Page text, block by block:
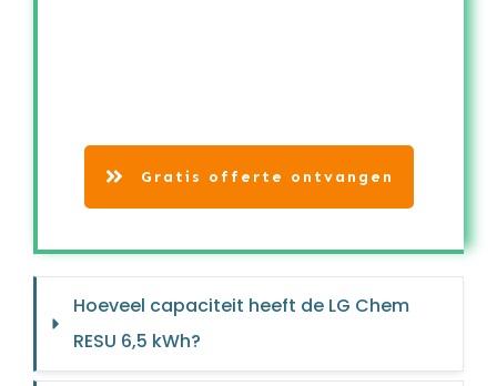
Gratis offerte ontvangen
Hoeveel capaciteit heeft de LG Chem
RESU 6,5 kWh?